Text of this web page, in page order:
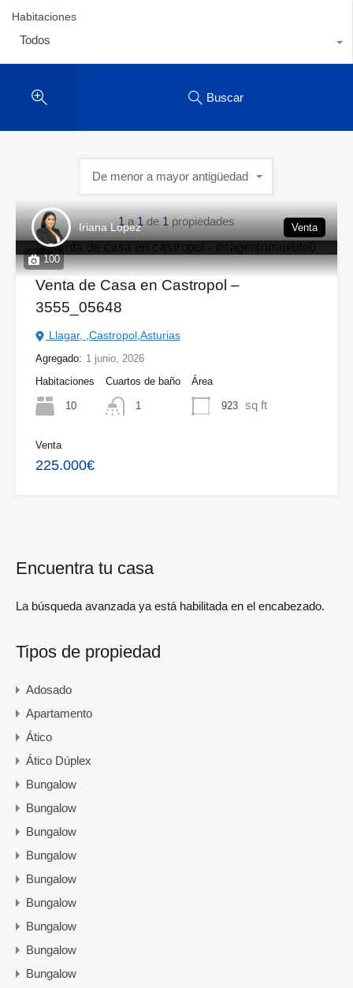
Habitaciones
Todos
Buscar
1 a1 de1 propiedades
De menor a mayor antigüedad
100
Iriana Lopez Venta
Venta de Casa en Castropol –
3555_05648
Llagar, ,Castropol,Asturias
Agregado: 1 junio, 2026
Habitaciones
10
Cuartos de baño
1
Área
923 sq ft
Venta
225.000€
Encuentra tu casa
La búsqueda avanzada ya está habilitada en el encabezado.
Tipos de propiedad
Adosado
Apartamento
Ático
Ático Dúplex
Bungalow
Bungalow
Bungalow
Bungalow
Bungalow
Bungalow
Bungalow
Bungalow
Bungalow